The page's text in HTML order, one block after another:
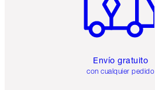
Envío gratuito
con cualquier pedido